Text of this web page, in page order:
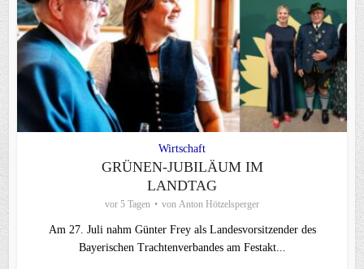
Wirtschaft
GRÜNEN-JUBILÄUM IM
LANDTAG
vor 5 Tagen von Anton Hötzelsperger
Am 27. Juli nahm Günter Frey als Landesvorsitzender des
Bayerischen Trachtenverbandes am Festakt...